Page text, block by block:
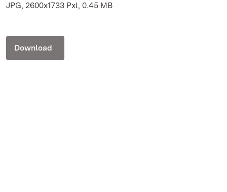
JPG, 2600x1733 Pxl, 0.45 MB
Download